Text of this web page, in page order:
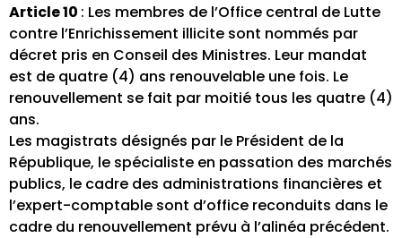
Article 10 : Les membres de l’Office central de Lutte
contre l’Enrichissement illicite sont nommés par
décret pris en Conseil des Ministres. Leur mandat
est de quatre (4) ans renouvelable une fois. Le
renouvellement se fait par moitié tous les quatre (4)
ans.
Les magistrats désignés par le Président de la
République, le spécialiste en passation des marchés
publics, le cadre des administrations financières et
l’expert-comptable sont d’office reconduits dans le
cadre du renouvellement prévu à l’alinéa précédent.